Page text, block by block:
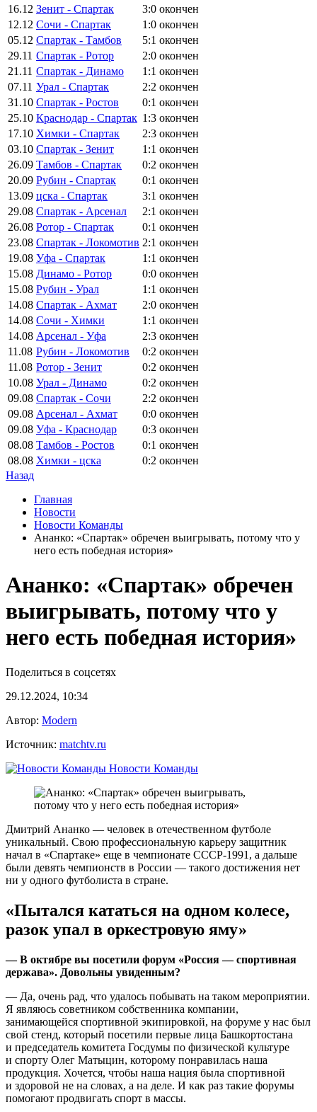
16.12 Зенит - Спартак 3:0 окончен
12.12 Сочи - Спартак 1:0 окончен
05.12 Спартак - Тамбов 5:1 окончен
29.11 Спартак - Ротор 2:0 окончен
21.11 Спартак - Динамо 1:1 окончен
07.11 Урал - Спартак 2:2 окончен
31.10 Спартак - Ростов 0:1 окончен
25.10 Краснодар - Спартак 1:3 окончен
17.10 Химки - Спартак 2:3 окончен
03.10 Спартак - Зенит 1:1 окончен
26.09 Тамбов - Спартак 0:2 окончен
20.09 Рубин - Спартак 0:1 окончен
13.09 цска - Спартак 3:1 окончен
29.08 Спартак - Арсенал 2:1 окончен
26.08 Ротор - Спартак 0:1 окончен
23.08 Спартак - Локомотив 2:1 окончен
19.08 Уфа - Спартак 1:1 окончен
15.08 Динамо - Ротор 0:0 окончен
15.08 Рубин - Урал 1:1 окончен
14.08 Спартак - Ахмат 2:0 окончен
14.08 Сочи - Химки 1:1 окончен
14.08 Арсенал - Уфа 2:3 окончен
11.08 Рубин - Локомотив 0:2 окончен
11.08 Ротор - Зенит 0:2 окончен
10.08 Урал - Динамо 0:2 окончен
09.08 Спартак - Сочи 2:2 окончен
09.08 Арсенал - Ахмат 0:0 окончен
09.08 Уфа - Краснодар 0:3 окончен
08.08 Тамбов - Ростов 0:1 окончен
08.08 Химки - цска 0:2 окончен
Назад
Главная
Новости
Новости Команды
Ананко: «Спартак» обречен выигрывать, потому что у
него есть победная история»
Ананко: «Спартак» обречен
выигрывать, потому что у
него есть победная история»
Поделиться в соцсетях
29.12.2024, 10:34
Автор: Modern
Источник: matchtv.ru
Новости Команды
Дмитрий Ананко — человек в отечественном футболе
уникальный. Свою профессиональную карьеру защитник
начал в «Спартаке» еще в чемпионате СССР-1991, а дальше
были девять чемпионств в России — такого достижения нет
ни у одного футболиста в стране.
«Пытался кататься на одном колесе,
разок упал в оркестровую яму»
— В октябре вы посетили форум «Россия — спортивная
держава». Довольны увиденным?
— Да, очень рад, что удалось побывать на таком мероприятии.
Я являюсь советником собственника компании,
занимающейся спортивной экипировкой, на форуме у нас был
свой стенд, который посетили первые лица Башкортостана
и председатель комитета Госдумы по физической культуре
и спорту Олег Матыцин, которому понравилась наша
продукция. Хочется, чтобы наша нация была спортивной
и здоровой не на словах, а на деле. И как раз такие форумы
помогают продвигать спорт в массы.